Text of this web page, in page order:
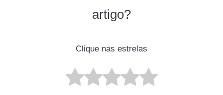
artigo?
Clique nas estrelas